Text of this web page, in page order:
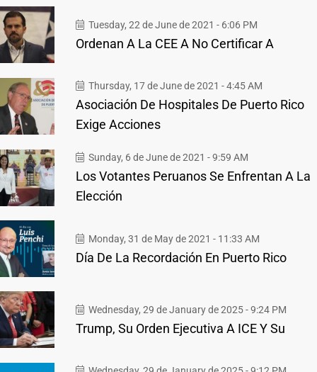
Tuesday, 22 de June de 2021 - 6:06 PM
Ordenan A La CEE A No Certificar A
Thursday, 17 de June de 2021 - 4:45 AM
Asociación De Hospitales De Puerto Rico
Exige Acciones
Sunday, 6 de June de 2021 - 9:59 AM
Los Votantes Peruanos Se Enfrentan A La
Elección
Monday, 31 de May de 2021 - 11:33 AM
Día De La Recordación En Puerto Rico
Wednesday, 29 de January de 2025 - 9:24 PM
Trump, Su Orden Ejecutiva A ICE Y Su